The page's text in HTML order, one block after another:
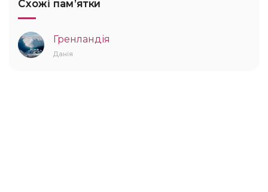
Схожі памʼятки
Гренландія
Данія